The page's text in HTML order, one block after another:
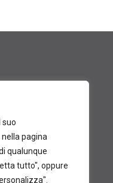
suo
pagina
qualunque
tutto", oppure